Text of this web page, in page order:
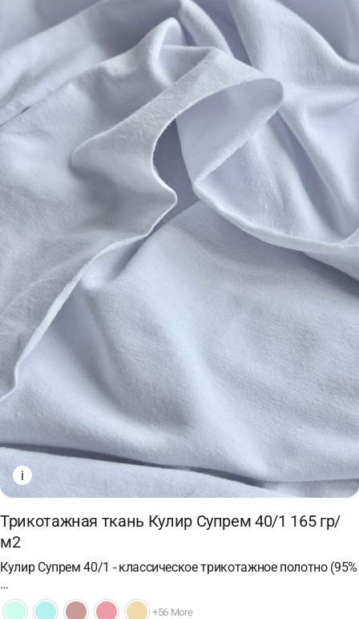
i
Трикотажная ткань Кулир Супрем 40/1 165 гр/
м2
Кулир Супрем 40/1 - классическое трикотажное полотно (95%
…
+56 More